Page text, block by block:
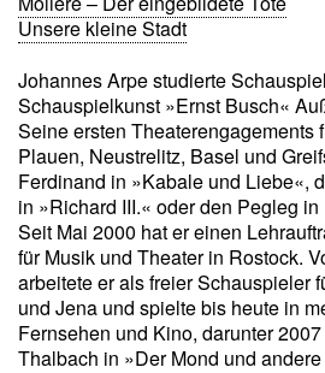
Unsere kleine Stadt
Johannes Arpe studierte
Schauspielkunst »Ernst Busch«
Seine ersten Theaterengagements
Plauen, Neustrelitz, Basel und
Ferdinand in »Kabale und Liebe«,
in »Richard III.« oder den Pegleg
Seit Mai 2000 hat er einen
für Musik und Theater in Rostock.
arbeitete er als freier Schauspieler
und Jena und spielte bis heute in
Fernsehen und Kino, darunter
Thalbach in »Der Mond und